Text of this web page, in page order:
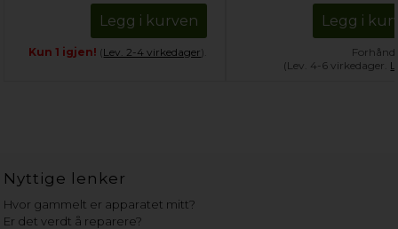
Legg i kurven
Kun 1 igjen! (Lev. 2-4 virkedager).
Legg i
(Lev. 4-6 virkedager.
Nyttige lenker
Hvor gammelt er apparatet mitt?
Er det verdt å reparere?